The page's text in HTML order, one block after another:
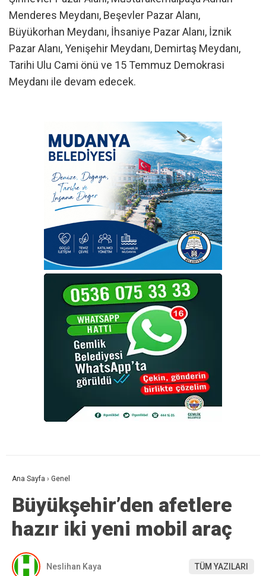
Menderes Meydanı, Beşevler Pazar Alanı,
Büyükorhan Meydanı, İhsaniye Pazar Alanı, İznik
Pazar Alanı, Yenişehir Meydanı, Demirtaş Meydanı,
Tarihi Ulu Cami önü ve 15 Temmuz Demokrasi
Meydanı ile devam edecek.
Ana Sayfa › Genel
Büyükşehir’den afetlere
hazır iki yeni mobil araç
Neslihan Kaya TÜM YAZILARI